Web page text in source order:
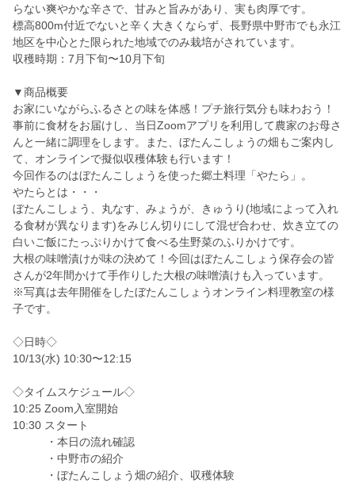
らない爽やかな辛さで、甘みと旨みがあり、実も肉厚です。
標高800m付近でないと辛く大きくならず、長野県中野市でも永江
地区を中心とた限られた地域でのみ栽培がされています。
収穫時期：7月下旬〜10月下旬
▼商品概要
お家にいながらふるさとの味を体感！プチ旅行気分も味わおう！
事前に食材をお届けし、当日Zoomアプリを利用して農家のお母さ
んと一緒に調理をします。また、ぼたんこしょうの畑もご案内し
て、オンラインで擬似収穫体験も行います！
今回作るのはぼたんこしょうを使った郷土料理「やたら」。
やたらとは・・・
ぼたんこしょう、丸なす、みょうが、きゅうり(地域によって入れ
る食材が異なります)をみじん切りにして混ぜ合わせ、炊き立ての
白いご飯にたっぷりかけて食べる生野菜のふりかけです。
大根の味噌漬けが味の決めて！今回はぼたんこしょう保存会の皆
さんが2年間かけて手作りした大根の味噌漬けも入っています。
※写真は去年開催をしたぼたんこしょうオンライン料理教室の様
子です。
◇日時◇
10/13(水) 10:30〜12:15
◇タイムスケジュール◇
10:25 Zoom入室開始
10:30 スタート
・本日の流れ確認
・中野市の紹介
・ぼたんこしょう畑の紹介、収穫体験